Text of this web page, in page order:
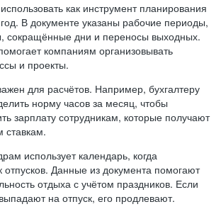
как инструмент планирования
В документе указаны рабочие периоды,
сокращённые дни и переносы выходных.
компаниям организовывать
и проекты.
для расчётов. Например, бухгалтеру
норму часов за месяц, чтобы
зарплату сотрудникам, которые получают
ставкам.
использует календарь, когда
отпусков. Данные из документа помогают
отдыха с учётом праздников. Если
на отпуск, его продлевают.